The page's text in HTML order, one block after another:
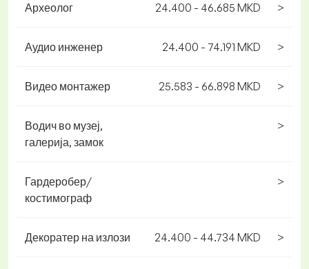
Археолог 24.400 - 46.685 MKD >
Аудио инженер 24.400 - 74.191 MKD >
Видео монтажер 25.583 - 66.898 MKD >
Водич во музеј,
галерија, замок
>
Гардеробер/
костимограф
>
Декоратер на излози 24.400 - 44.734 MKD >